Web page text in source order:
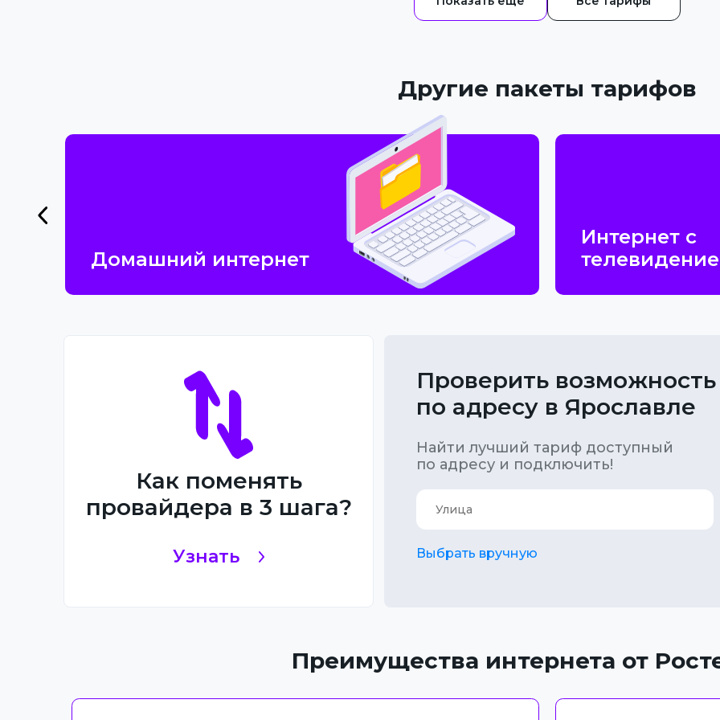
Другие пакеты тарифов
Домашний интернет
Интернет с
Как поменять
провайдера в 3 шага?
Узнать
Проверить
по адресу в Ярославле
Найти лучший тариф доступный
по адресу и подключить!
Выбрать вручную
Преимущества интернета от